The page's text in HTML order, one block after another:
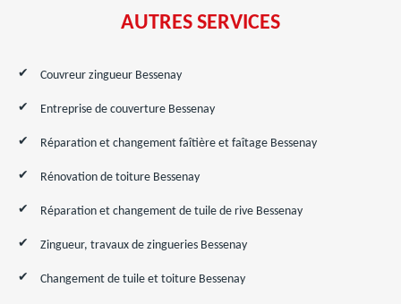
AUTRES SERVICES
Couvreur zingueur Bessenay
Entreprise de couverture Bessenay
Réparation et changement faîtière et faîtage Bessenay
Rénovation de toiture Bessenay
Réparation et changement de tuile de rive Bessenay
Zingueur, travaux de zingueries Bessenay
Changement de tuile et toiture Bessenay